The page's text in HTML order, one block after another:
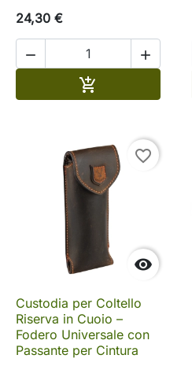
24,30 €
 


favorite_border
Custodia per Coltello
Riserva in Cuoio –
Fodero Universale con
Passante per Cintura